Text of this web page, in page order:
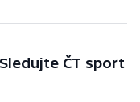
ČT sport